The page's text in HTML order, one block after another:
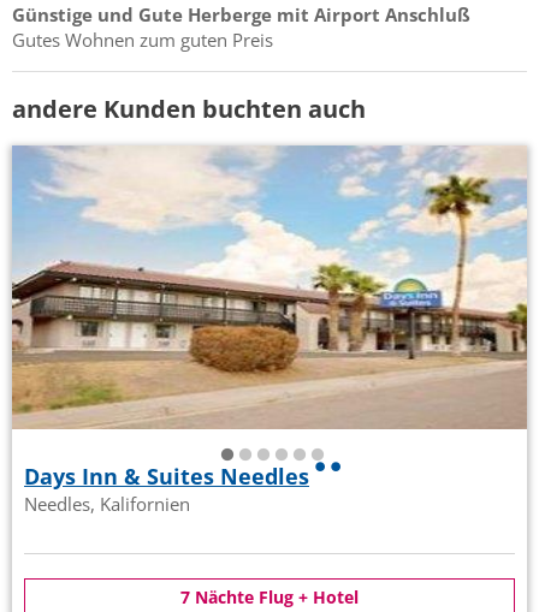
Günstige und Gute Herberge mit Airport Anschluß
Gutes Wohnen zum guten Preis
andere Kunden buchten auch
Days Inn & Suites Needles
Needles, Kalifornien
7 Nächte Flug + Hotel